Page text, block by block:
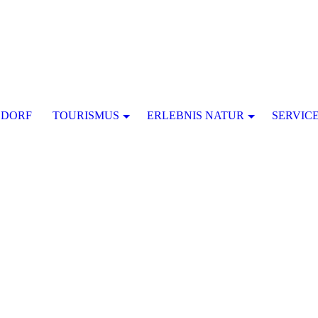
TOURISMUS ERLEBNIS NATUR